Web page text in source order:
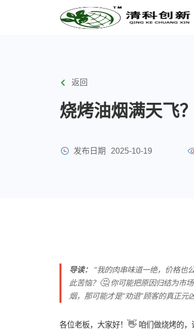
返回
烧烤油烟满天飞
发布日期 2025-10-19
导读：
“我的肉串味道一绝，价格也
此苦恼？ 🤔你可能把原因归结为市
烟，那可能才是“劝退”顾客的真正元
各位老板，大家好！ 👋咱们做烧烤的，